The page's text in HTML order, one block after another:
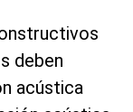
deben
acústica